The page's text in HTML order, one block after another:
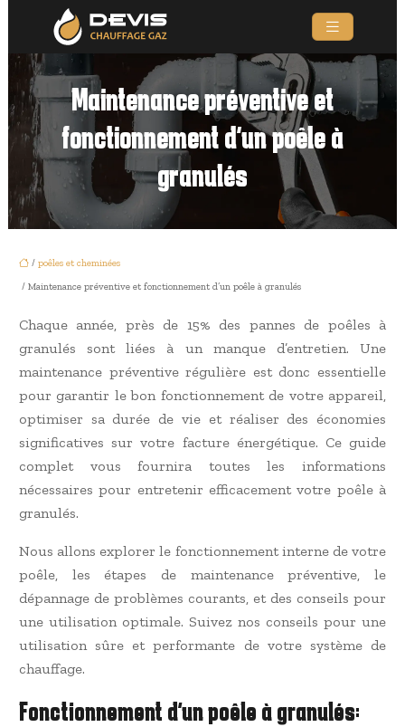
Maintenance préventive et
fonctionnement d’un poêle à
granulés
/ poêles et cheminées
/ Maintenance préventive et fonctionnement d’un poêle à granulés
Chaque année, près de 15% des pannes de poêles à
granulés sont liées à un manque d’entretien. Une
maintenance préventive régulière est donc essentielle
pour garantir le bon fonctionnement de votre appareil,
optimiser sa durée de vie et réaliser des économies
significatives sur votre facture énergétique. Ce guide
complet vous fournira toutes les informations
nécessaires pour entretenir efficacement votre poêle à
granulés.
Nous allons explorer le fonctionnement interne de votre
poêle, les étapes de maintenance préventive, le
dépannage de problèmes courants, et des conseils pour
une utilisation optimale. Suivez nos conseils pour une
utilisation sûre et performante de votre système de
chauffage.
Fonctionnement d’un poêle à granulés: